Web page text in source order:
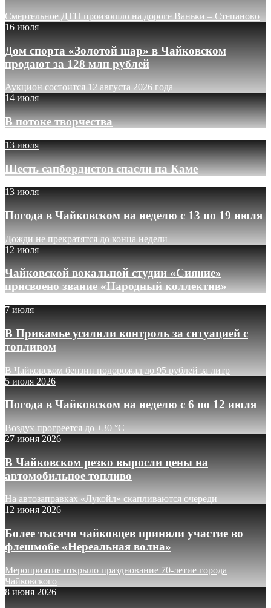
Смертельное ДТП произошло на дороге Ваньки – Степаново
16 июля
Дом спорта «Золотой шар» в Чайковском
продают за 128 млн рублей
Аукцион состоится 12 августа 2026 года
14 июля
В потоке творчества
13 июля
Шесть сапбордистов спасли на Каме
13 июля
Погода в Чайковском на неделю с 13 по 19 июля
Дожди не прекратятся до конца недели
12 июля
Чайковской вокальной студии «Сияние»
присвоено звание «Народный коллектив»
7 июля
В Прикамье усилили контроль за ситуацией с
топливом
В Чайковском бензин подорожал до 95 рублей за литр
5 июля 2026
Погода в Чайковском на неделю с 6 по 12 июля
Воздух прогреется до +30 °C
27 июня 2026
В Чайковском резко выросли цены на
автомобильное топливо
На автозаправках «Лукойл» скапливаются очереди
12 июня 2026
Более тысячи чайковцев приняли участие во
флешмобе «Нереальная волна»
Мероприятие открыло празднование 70-летие города
Чайковского
8 июня 2026